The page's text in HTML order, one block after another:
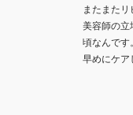
またまたリ
美容師の立
頃なんです。
早めにケ